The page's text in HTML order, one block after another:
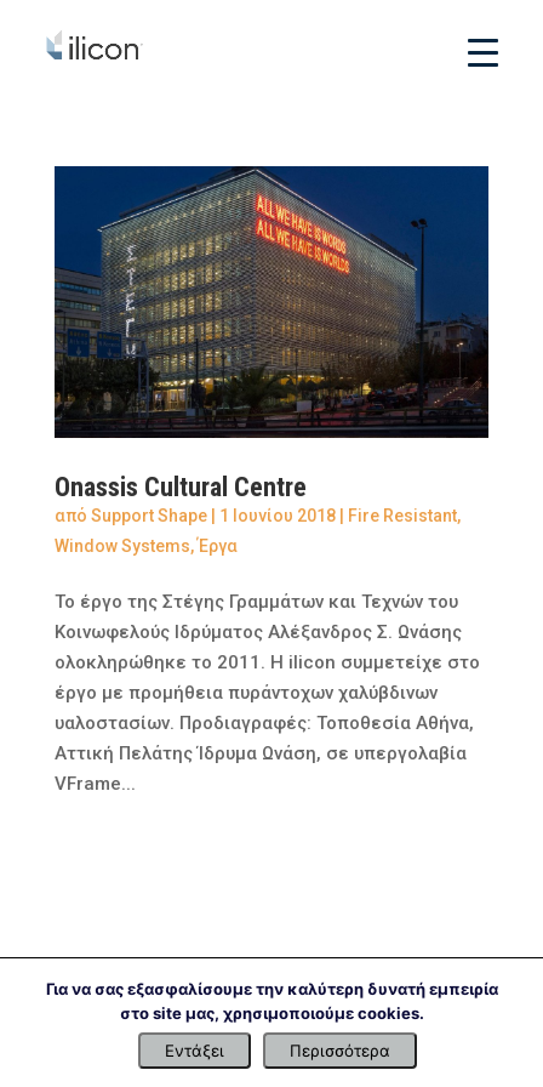
Onassis Cultural Centre
από Support Shape| 1 Ιουνίου 2018| Fire Resistant,
Window Systems,Έργα
Το έργο της Στέγης Γραμμάτων και Τεχνών του
Κοινωφελούς Ιδρύματος Αλέξανδρος Σ. Ωνάσης
ολοκληρώθηκε το 2011. Η ilicon συμμετείχε στο
έργο με προμήθεια πυράντοχων χαλύβδινων
υαλοστασίων. Προδιαγραφές: Τοποθεσία Αθήνα,
Αττική Πελάτης Ίδρυμα Ωνάση, σε υπεργολαβία
VFrame...
Για να σας εξασφαλίσουμε την καλύτερη δυνατή εμπειρία
στο site μας, χρησιμοποιούμε cookies.
Εντάξει
Περισσότερα